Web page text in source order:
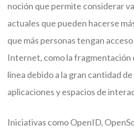
noción que permite considerar
actuales que pueden hacerse
que más personas tengan
Internet, como la fragmentación
línea debido a la gran cantidad
aplicaciones y espacios de
Iniciativas como OpenID,